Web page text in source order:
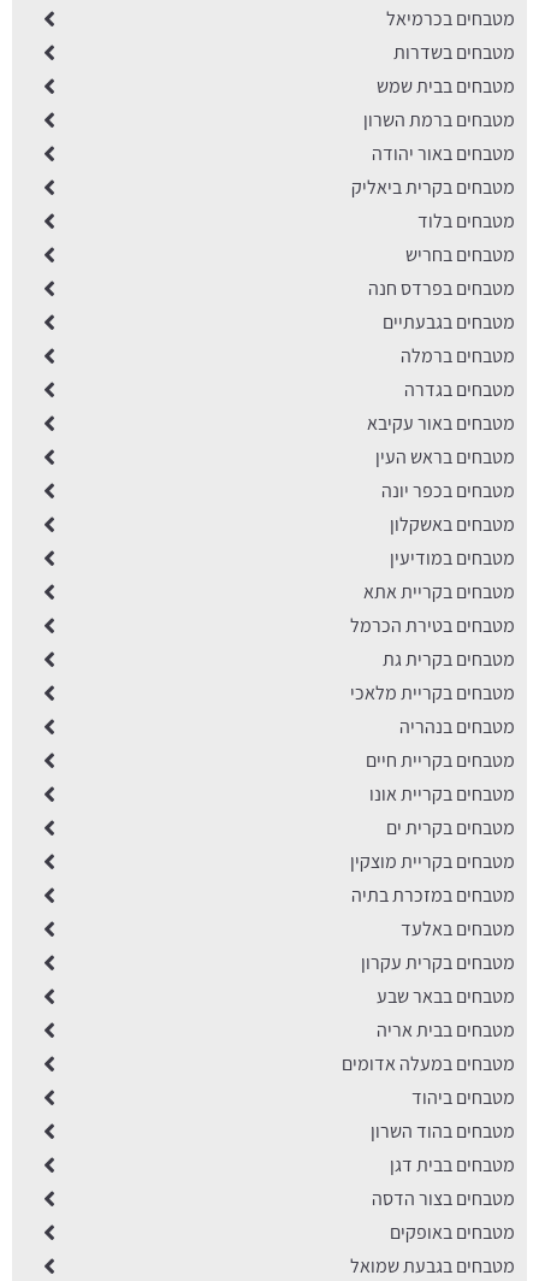
מטבחים בכרמיאל
מטבחים בשדרות
מטבחים בבית שמש
מטבחים ברמת השרון
מטבחים באור יהודה
מטבחים בקרית ביאליק
מטבחים בלוד
מטבחים בחריש
מטבחים בפרדס חנה
מטבחים בגבעתיים
מטבחים ברמלה
מטבחים בגדרה
מטבחים באור עקיבא
מטבחים בראש העין
מטבחים בכפר יונה
מטבחים באשקלון
מטבחים במודיעין
מטבחים בקריית אתא
מטבחים בטירת הכרמל
מטבחים בקרית גת
מטבחים בקריית מלאכי
מטבחים בנהריה
מטבחים בקריית חיים
מטבחים בקריית אונו
מטבחים בקרית ים
מטבחים בקריית מוצקין
מטבחים במזכרת בתיה
מטבחים באלעד
מטבחים בקרית עקרון
מטבחים בבאר שבע
מטבחים בבית אריה
מטבחים במעלה אדומים
מטבחים ביהוד
מטבחים בהוד השרון
מטבחים בבית דגן
מטבחים בצור הדסה
מטבחים באופקים
מטבחים בגבעת שמואל